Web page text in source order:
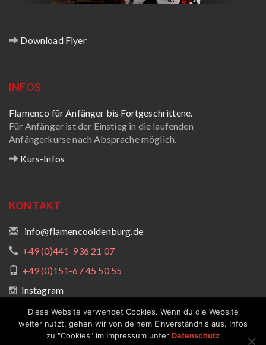
Download Flyer
INFOS
Flamenco für Anfänger bis Fortgeschrittene.
Für Anfänger ist der Einstieg in die laufenden
Anfängerkurse nach Absprache möglich.
Kurs-Infos
KONTAKT
info@flamencooldenburg.de
+49 (0)441-936 21 07
+49 (0)151-67 45 50 55
Instagram
Diese Website verwendet Cookies. Wenn du die Website
weiter nutzt, gehen wir von deinem Einverständnis aus. Infos
zu "Cookies" im Impressum unter Datenschutz